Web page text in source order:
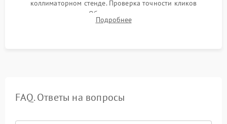
коллиматорном стенде. Проверка точности кликов
механизма поправок. Обязательное испытание прицела на
ударном стенде для проверки устойчивости к отдаче и
Подробнее
FAQ. Ответы на вопросы